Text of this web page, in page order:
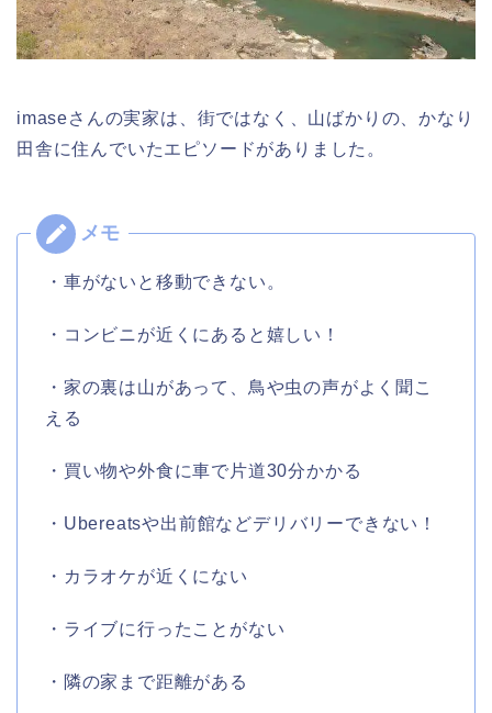
imaseさんの実家は、街ではなく、山ばかりの、かなり
田舎に住んでいたエピソードがありました。
・車がないと移動できない。
・コンビニが近くにあると嬉しい！
・家の裏は山があって、鳥や虫の声がよく聞こ
える
・買い物や外食に車で片道30分かかる
・Ubereatsや出前館などデリバリーできない！
・カラオケが近くにない
・ライブに行ったことがない
・隣の家まで距離がある